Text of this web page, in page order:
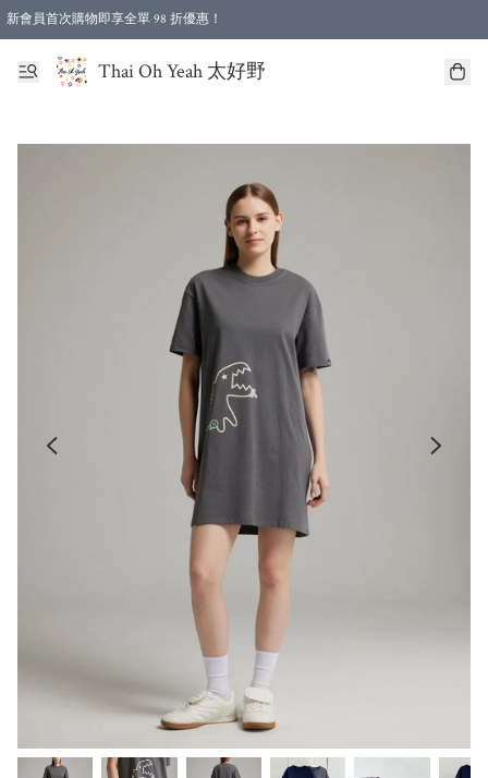
新會員首次購物即享全單 98 折優惠！
特選會員可享全單低至 96 折優惠！
Thai Oh Yeah 太好野